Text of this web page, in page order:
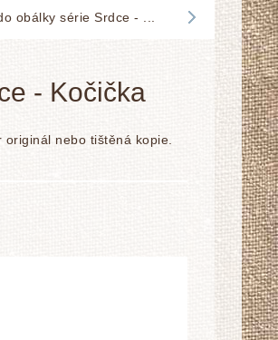
obálky série Srdce - ...
- Kočička
nebo tištěná kopie.